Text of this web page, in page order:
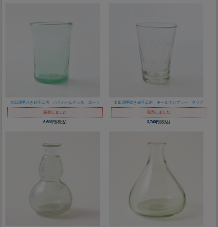
太田潤手吹き硝子工房 ハイボールグラス コーラ
完売しました
6,600円(税込)
太田潤手吹き硝子工房 モールタンブラー クリア
完売しました
3,740円(税込)